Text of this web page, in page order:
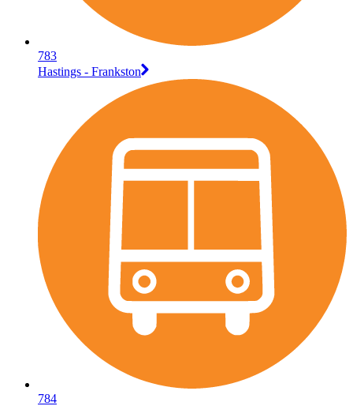
783
Hastings - Frankston
784